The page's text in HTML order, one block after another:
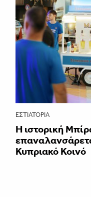
ΕΣΤΙΑΤΌΡΙΑ
Η ιστορική
Κυπριακό Κοινό